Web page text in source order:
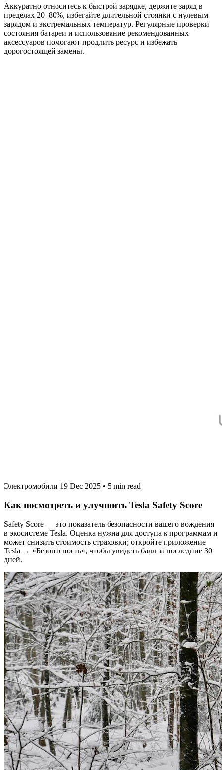
Аккуратно относитесь к быстрой зарядке, держите заряд в
пределах 20–80%, избегайте длительной стоянки с нулевым
зарядом и экстремальных температур. Регулярные проверки
состояния батареи и использование рекомендованных
аксессуаров помогают продлить ресурс и избежать
дорогостоящей замены.
Электромобили 19 Dec 2025 • 5 min read
Как посмотреть и улучшить Tesla Safety Score
Safety Score — это показатель безопасности вашего вождения
в экосистеме Tesla. Оценка нужна для доступа к программам и
может снизить стоимость страховки; откройте приложение
Tesla → «Безопасность», чтобы увидеть балл за последние 30
дней.